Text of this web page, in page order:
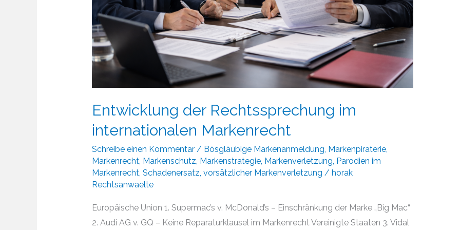
Entwicklung der Rechtssprechung im
internationalen Markenrecht
Schreibe einen Kommentar / Bösgläubige Markenanmeldung, Markenpiraterie,
Markenrecht, Markenschutz, Markenstrategie, Markenverletzung, Parodien im
Markenrecht, Schadenersatz, vorsätzlicher Markenverletzung / horak
Rechtsanwaelte
Europäische Union 1. Supermac’s v. McDonald’s – Einschränkung der Marke „Big Mac“
2. Audi AG v. GQ – Keine Reparaturklausel im Markenrecht Vereinigte Staaten 3. Vidal